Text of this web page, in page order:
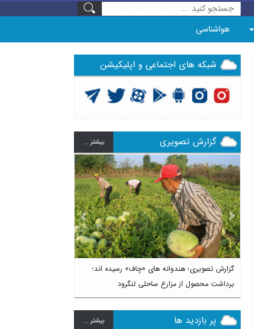
هواشناسی
شبکه های اجتماعی و اپلیکیشن
گزارش تصویری بيشتر ...
گزارش تصویری؛ هندوانه های «چاف» رسیده اند؛
برداشت محصول از مزارع ساحلی لنگرود
Previous Next
پر بازدید ها بيشتر ...